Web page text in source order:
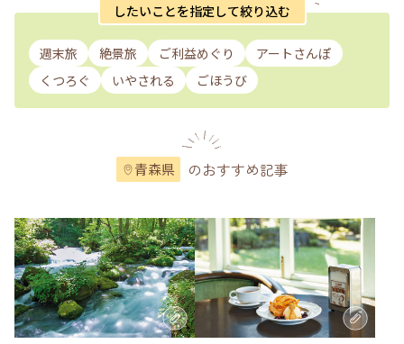
したいことを指定して絞り込む
週末旅 絶景旅 ご利益めぐり
アートさんぽ
くつろぐ
いやされる ごほうび
青森県 のおすすめ記事